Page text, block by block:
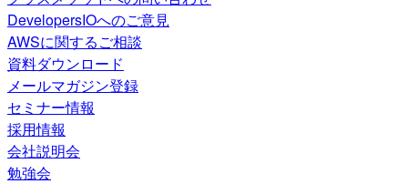
DevelopersIOへのご意見
AWSに関するご相談
資料ダウンロード
メールマガジン登録
セミナー情報
採用情報
会社説明会
勉強会